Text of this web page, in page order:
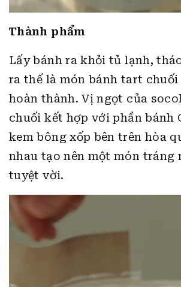
Thành phẩm
Lấy bánh ra khỏi tủ lạnh,
ra thế là món bánh tart chuối
hoàn thành. Vị ngọt của
chuối kết hợp với phần bánh
kem bông xốp bên trên hòa
nhau tạo nên một món tráng
tuyệt vời.